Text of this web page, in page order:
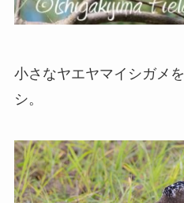
小さなヤエヤマイシガメ
シ。